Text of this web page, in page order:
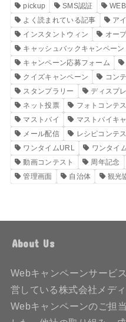
pickup
SMS認証
よく読まれている記事
ア
インスタントウィン
オー
キャッシュバックキャンペーン
キャンペーン応募フォーム
クイズキャンペーン
コン
スタンプラリー
ディスプ
ネット投票
フォトコンテ
マストバイ
マストバイキ
メール配信
レシピコンテ
ワンタイムURL
ワンタイ
動画コンテスト
周年記念
管理画面
自治体 観光
About Us
Webキャンペーンサービ
営している株式会社メデ
Webキャンペーンのご担